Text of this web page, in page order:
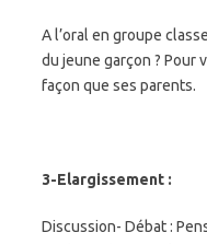
A l’oral en groupe
du jeune garçon ? Pour
façon que ses parents.
3-Elargissement :
Discussion- Débat :